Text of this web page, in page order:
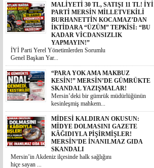
MALİYETİ 30 TL, SATIŞI 11 TL! İYİ
PARTİ MERSİN MİLLETVEKİLİ
BURHANETTİN KOCAMAZ’DAN
İKTİDARA “ÜZÜM” TEPKİSİ: “BU
KADAR VİCDANSIZLIK
YAPMAYIN!”
İYİ Parti Yerel Yönetimlerden Sorumlu
Genel Başkan Yar...
“PARA YOK AMA MAKBUZ
KESİN!” MERSİN’DE GÜMRÜKTE
SKANDAL YAZIŞMALAR!
Mersin’deki bir gümrük müdürlüğünün
kesinleşmiş mahkem...
MİDESİ KALDIRAN OKUSUN:
MİDYE DOLMASINI GAZETE
KÂĞIDIYLA PİŞİRMİŞLER!
MERSİN’DE İNANILMAZ GIDA
SKANDALI
Mersin’in Akdeniz ilçesinde halk sağlığını
hiçe sayan ...